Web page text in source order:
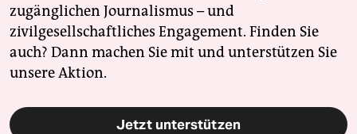
zugänglichen Journalismus – und
zivilgesellschaftliches Engagement. Finden Sie
auch? Dann machen Sie mit und unterstützen Sie
unsere Aktion.
Jetzt unterstützen